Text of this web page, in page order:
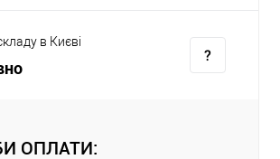
в Києві
ОПЛАТИ: